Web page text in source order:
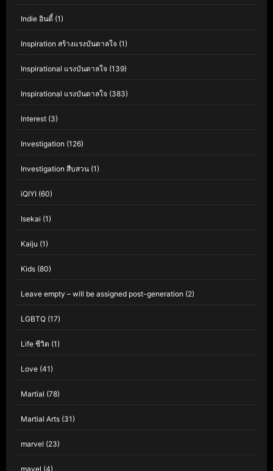
Indie อินดี้ (1)
Inspiration สร้างแรงบันดาลใจ (1)
Inspirational แรงบันดาลใจ (139)
Inspirational แรงบันดาลใจ (383)
Interest (3)
Investigation (126)
Investigation สืบสวน (1)
iQIYI (60)
Isekai (1)
Kaiju (1)
Kids (80)
Leave empty – will be assigned post-generation (2)
LGBTQ (17)
Life ชีวิต (1)
Love (41)
Martial (78)
Martial Arts (31)
marvel (23)
mavel (4)